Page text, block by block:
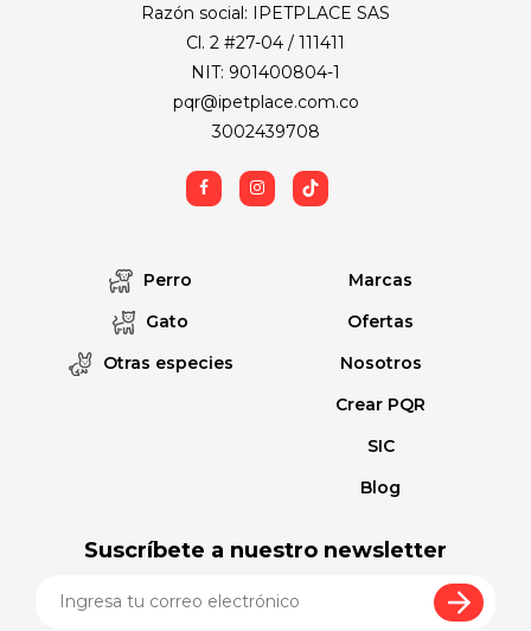
Razón social: IPETPLACE SAS
Cl. 2 #27-04 / 111411
NIT: 901400804-1
pqr@ipetplace.com.co
3002439708
Perro
Gato
Otras especies
Marcas
Ofertas
Nosotros
Crear PQR
SIC
Blog
Suscríbete a nuestro newsletter